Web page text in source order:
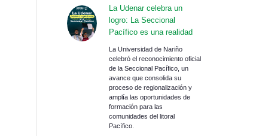
La Udenar celebra un
logro: La Seccional
Pacífico es una realidad
La Universidad de Nariño
celebró el reconocimiento oficial
de la Seccional Pacífico, un
avance que consolida su
proceso de regionalización y
amplía las oportunidades de
formación para las
comunidades del litoral
Pacífico.